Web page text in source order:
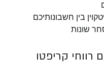
בין חשבונותיכם
שונות
רווחי קריפטו